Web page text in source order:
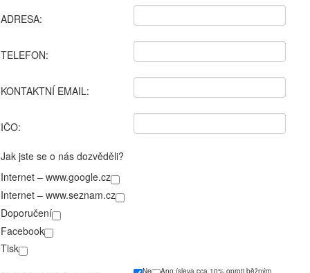
ADRESA:
TELEFON:
KONTAKTNÍ EMAIL:
IČO:
Jak jste se o nás dozvěděli?
Internet – www.google.cz
Internet – www.seznam.cz
Doporučení
Facebook
Tisk
Ne Ano (sleva cca 10% oproti běžným